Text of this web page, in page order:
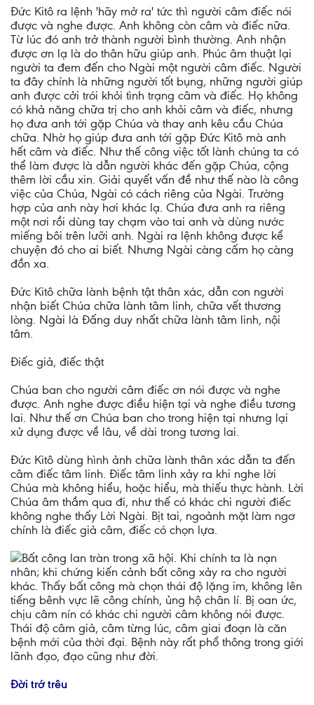
Đức Kitô ra lệnh 'hãy mở ra' tức thì người câm điếc nói
được và nghe được. Anh không còn câm và điếc nữa.
Từ lúc đó anh trở thành người bình thường. Anh nhận
được ơn lạ là do thân hữu giúp anh. Phúc âm thuật lại
người ta đem đến cho Ngài một người câm điếc. Người
ta đây chính là những người tốt bụng, những người giúp
anh được cởi trói khỏi tình trạng câm và điếc. Họ không
có khả năng chữa trị cho anh khỏi câm và điếc, nhưng
họ đưa anh tới gặp Chúa và thay anh kêu cầu Chúa
chữa. Nhờ họ giúp đưa anh tới gặp Đức Kitô mà anh
hết câm và điếc. Như thế công việc tốt lành chúng ta có
thể làm được là dẫn người khác đến gặp Chúa, cộng
thêm lời cầu xin. Giải quyết vấn đề như thế nào là công
việc của Chúa, Ngài có cách riêng của Ngài. Trường
hợp của anh này hơi khác lạ. Chúa đưa anh ra riêng
một nơi rồi dùng tay chạm vào tai anh và dùng nước
miếng bôi trên lưỡi anh. Ngài ra lệnh không được kể
chuyện đó cho ai biết. Nhưng Ngài càng cấm họ càng
đồn xa.
Đức Kitô chữa lành bệnh tật thân xác, dẫn con người
nhận biết Chúa chữa lành tâm linh, chữa vết thương
lòng. Ngài là Đấng duy nhất chữa lành tâm linh, nội
tâm.
Điếc giả, điếc thật
Chúa ban cho người câm điếc ơn nói được và nghe
được. Anh nghe được điều hiện tại và nghe điều tương
lai. Như thế ơn Chúa ban cho trong hiện tại nhưng lại
xử dụng được về lâu, về dài trong tương lai.
Đức Kitô dùng hình ảnh chữa lành thân xác dẫn ta đến
câm điếc tâm linh. Điếc tâm linh xảy ra khi nghe lời
Chúa mà không hiểu, hoặc hiểu, mà thiếu thực hành. Lời
Chúa âm thầm qua đi, như thế có khác chi người điếc
không nghe thấy Lời Ngài. Bịt tai, ngoảnh mặt làm ngơ
chính là điếc giả câm, điếc có chọn lựa.
Bất công lan tràn trong xã hội. Khi chính ta là nạn
nhân; khi chứng kiến cảnh bất công xảy ra cho người
khác. Thấy bất công mà chọn thái độ lặng im, không lên
tiếng bênh vực lẽ công chính, ủng hộ chân lí. Bị oan ức,
chịu câm nín có khác chi người câm không nói được.
Thái độ câm giả, câm từng lúc, câm giai đoạn là căn
bệnh mới của thời đại. Bệnh này rất phổ thông trong giới
lãnh đạo, đạo cũng như đời.
Đời trớ trêu